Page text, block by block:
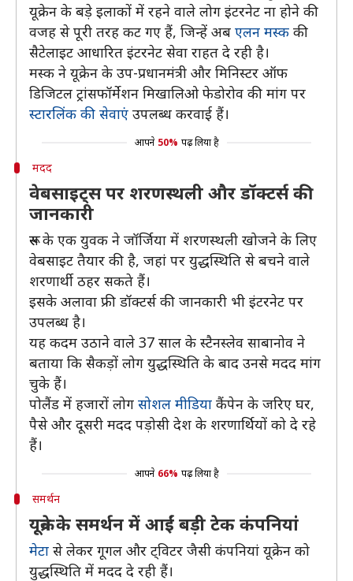
यूक्रेन के बड़े इलाकों में रहने वाले लोग इंटरनेट ना होने की
वजह से पूरी तरह कट गए हैं, जिन्हें अब एलन मस्क की
सैटेलाइट आधारित इंटरनेट सेवा राहत दे रही है।
मस्क ने यूक्रेन के उप-प्रधानमंत्री और मिनिस्टर ऑफ
डिजिटल ट्रांसफॉर्मेशन मिखालिओ फेडोरोव की मांग पर
स्टारलिंक की सेवाएं उपलब्ध करवाई हैं।
आपने 50% पढ़ लिया है
मदद
वेबसाइट्स पर शरणस्थली और डॉक्टर्स की
जानकारी
रूस के एक युवक ने जॉर्जिया में शरणस्थली खोजने के लिए
वेबसाइट तैयार की है, जहां पर युद्धस्थिति से बचने वाले
शरणार्थी ठहर सकते हैं।
इसके अलावा फ्री डॉक्टर्स की जानकारी भी इंटरनेट पर
उपलब्ध है।
यह कदम उठाने वाले 37 साल के स्टैनस्लेव साबानोव ने
बताया कि सैकड़ों लोग युद्धस्थिति के बाद उनसे मदद मांग
चुके हैं।
पोलैंड में हजारों लोग सोशल मीडिया कैंपेन के जरिए घर,
पैसे और दूसरी मदद पड़ोसी देश के शरणार्थियों को दे रहे
हैं।
आपने 66% पढ़ लिया है
समर्थन
यूक्रेन के समर्थन में आईं बड़ी टेक कंपनियां
मेटा से लेकर गूगल और ट्विटर जैसी कंपनियां यूक्रेन को
युद्धस्थिति में मदद दे रही हैं।